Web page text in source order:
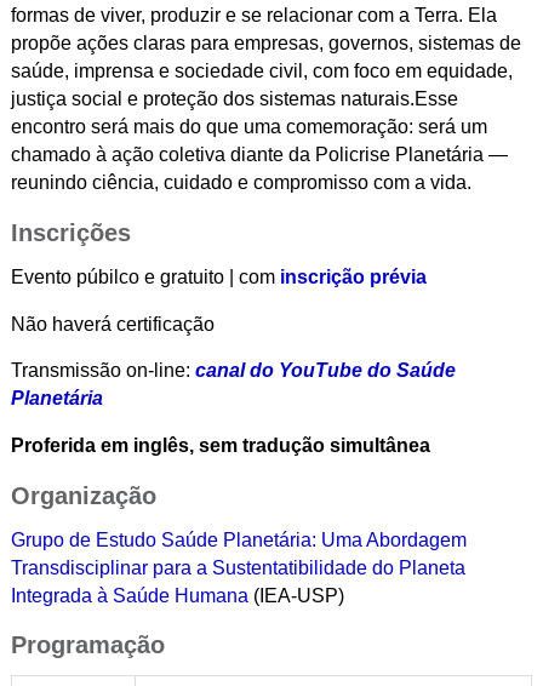
formas de viver, produzir e se relacionar com a Terra. Ela
propõe ações claras para empresas, governos, sistemas de
saúde, imprensa e sociedade civil, com foco em equidade,
justiça social e proteção dos sistemas naturais.Esse
encontro será mais do que uma comemoração: será um
chamado à ação coletiva diante da Policrise Planetária —
reunindo ciência, cuidado e compromisso com a vida.
Inscrições
Evento púbilco e gratuito | com inscrição prévia
Não haverá certificação
Transmissão on-line: canal do YouTube do Saúde
Planetária
Proferida em inglês, sem tradução simultânea
Organização
Grupo de Estudo Saúde Planetária: Uma Abordagem
Transdisciplinar para a Sustentatibilidade do Planeta
Integrada à Saúde Humana (IEA-USP)
Programação